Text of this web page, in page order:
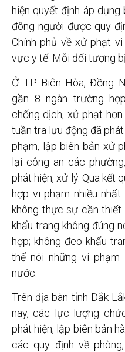
hiện quyết định áp
đông người được quy
Chính phủ về xử phạt
vực y tế. Mỗi đối tượng
Ở TP Biên Hòa, Đồng
gần 8 ngàn trường
chống dịch, xử phạt
tuần tra lưu động đã
phạm, lập biên bản xử
lại công an các
phát hiện, xử lý. Qua kết
hợp vi phạm nhiều
không thực sự cần
khẩu trang không đúng
hợp; không đeo khẩu
thể nói những vi
nước.
Trên địa bàn tỉnh Đắk
nay, các lực lượng
phát hiện, lập biên bản
các quy định về